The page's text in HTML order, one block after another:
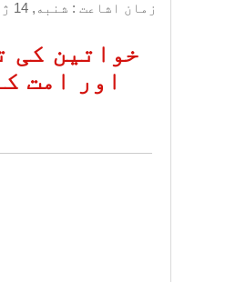
زمان اشاعت : شنبه, 14 ژانویه , 2023
خواتین کی
اور امت